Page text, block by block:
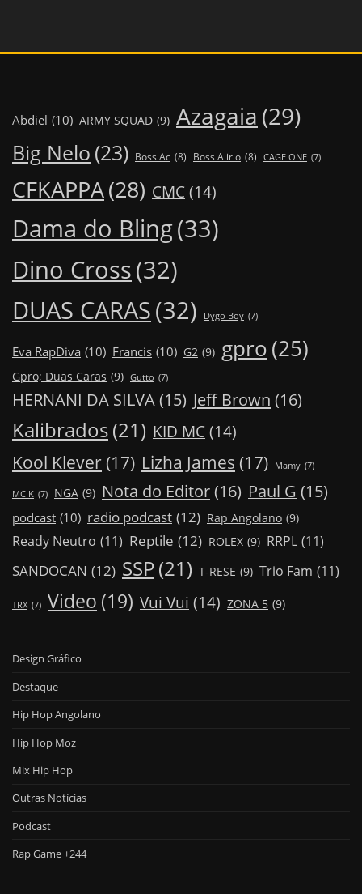
Abdiel (10) ARMY SQUAD (9) Azagaia (29)
Big Nelo (23) Boss Ac (8) Boss Alirio (8) CAGE ONE (7)
CFKAPPA(28) CMC (14)
Dama do Bling(33)
Dino Cross(32)
DUAS CARAS(32) Dygo Boy (7)
Eva RapDiva (10) Francis (10) G2 (9) gpro(25)
Gpro; Duas Caras (9) Gutto (7)
HERNANI DA SILVA(15) Jeff Brown (16)
Kalibrados(21) KID MC (14)
Kool Klever (17) Lizha James (17) Mamy (7)
MC K (7) NGA (9) Nota do Editor(16) Paul G (15)
podcast (10) radio podcast (12) Rap Angolano (9)
Ready Neutro (11) Reptile (12) ROLEX (9) RRPL (11)
SANDOCAN (12) SSP(21) T-RESE (9) Trio Fam (11)
TRX (7) Video (19) Vui Vui (14) ZONA 5 (9)
Design Gráfico
Destaque
Hip Hop Angolano
Hip Hop Moz
Mix Hip Hop
Outras Notícias
Podcast
Rap Game +244